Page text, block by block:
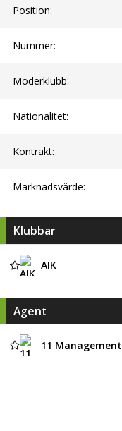
Position:
Nummer:
Moderklubb:
Nationalitet:
Kontrakt:
Marknadsvärde:
Klubbar
AIK
Agent
11 Management